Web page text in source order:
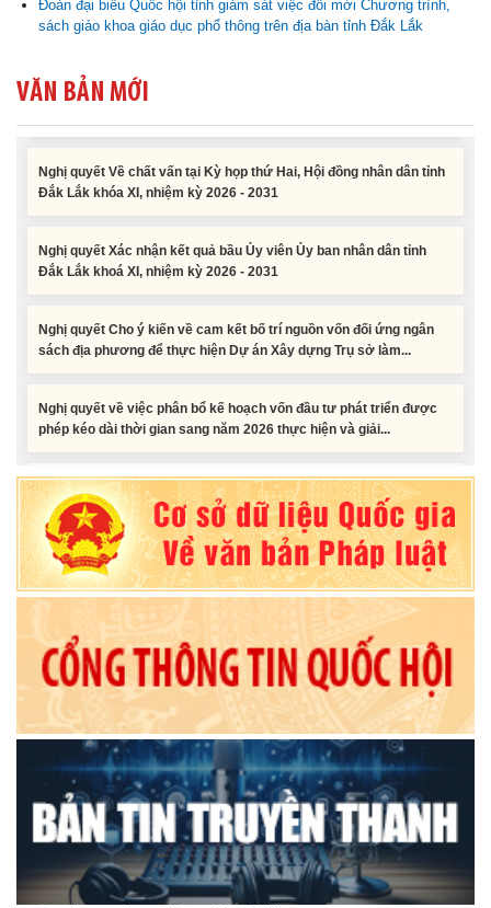
Đoàn đại biểu Quốc hội tỉnh giám sát việc đổi mới Chương trình,
sách giáo khoa giáo dục phổ thông trên địa bàn tỉnh Đắk Lắk
VĂN BẢN MỚI
công năm 2026 nguồn vốn ngân sách địa phương (đợt 2)
Nghị quyết Về chất vấn tại Kỳ họp thứ Hai, Hội đồng nhân dân tỉnh
Nghị quyết Xác nhận kết quả bầu Ủy viên Ủy ban nhân dân tỉnh
Nghị quyết Cho ý kiến về cam kết bố trí nguồn vốn đối ứng ngân
Nghị quyết về việc phân bổ kế hoạch vốn đầu tư phát triển được
Nghị quyết Vê việc điều chinh và phân bổ chi tiết kế hoạch đầu tư
Nghị quyết Về chất vấn tại Kỳ họp thứ Hai, Hội đồng nhân dân tỉnh
Đắk Lắk khóa XI, nhiệm kỳ 2026 - 2031
Nghị quyết Xác nhận kết quả bầu Ủy viên Ủy ban nhân dân tỉnh
Đắk Lắk khoá XI, nhiệm kỳ 2026 - 2031
Tiểu phẩm audio spot Tiếng Ê đê - TP25
Tiểu phẩm audio spot Tiếng Ê đê - TP24
Tiểu phẩm audio spot Tiếng Ê đê - TP23
Tiểu phẩm audio spot Tiếng Ê đê - TP22